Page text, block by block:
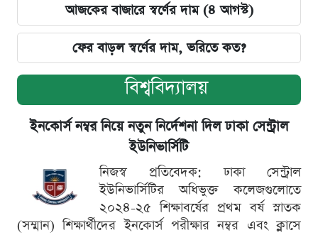
আজকের বাজারে স্বর্ণের দাম (৪ আগস্ট)
ফের বাড়ল স্বর্ণের দাম, ভরিতে কত?
বিশ্ববিদ্যালয়
ইনকোর্স নম্বর নিয়ে নতুন নির্দেশনা দিল ঢাকা সেন্ট্রাল
ইউনিভার্সিটি
নিজস্ব প্রতিবেদক: ঢাকা সেন্ট্রাল
ইউনিভার্সিটির অধিভুক্ত কলেজগুলোতে
২০২৪-২৫ শিক্ষাবর্ষের প্রথম বর্ষ স্নাতক
(সম্মান) শিক্ষার্থীদের ইনকোর্স পরীক্ষার নম্বর এবং ক্লাসে